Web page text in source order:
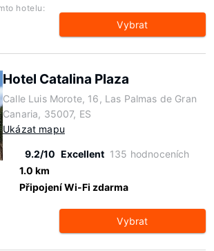
hotelu:
Vybrat
Hotel Catalina Plaza
Calle Luis Morote, 16, Las Palmas de Gran
Canaria, 35007, ES
Ukázat mapu
9.2/10 Excellent 135 hodnoceních
1.0 km
Připojení Wi-Fi zdarma
Vybrat